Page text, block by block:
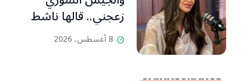
زعجني.. قالها ناشط
سياسي لسامنتا
8 أغسطس، 2026